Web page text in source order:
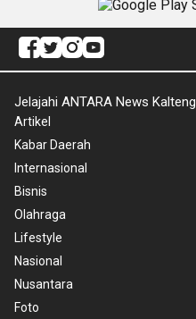
Jelajahi ANTARA News Kalteng
Artikel
Kabar Daerah
Internasional
Bisnis
Olahraga
Lifestyle
Nasional
Nusantara
Foto